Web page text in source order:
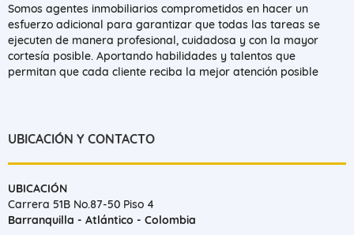
Somos agentes inmobiliarios comprometidos en hacer un
esfuerzo adicional para garantizar que todas las tareas se
ejecuten de manera profesional, cuidadosa y con la mayor
cortesía posible. Aportando habilidades y talentos que
permitan que cada cliente reciba la mejor atención posible
UBICACIÓN Y CONTACTO
UBICACIÓN
Carrera 51B No.87-50 Piso 4
Barranquilla - Atlántico - Colombia